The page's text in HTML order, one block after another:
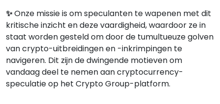
✨Onze missie is om speculanten te wapenen met dit
kritische inzicht en deze vaardigheid, waardoor ze in
staat worden gesteld om door de tumultueuze golven
van crypto-uitbreidingen en -inkrimpingen te
navigeren. Dit zijn de dwingende motieven om
vandaag deel te nemen aan cryptocurrency-
speculatie op het Crypto Group-platform.